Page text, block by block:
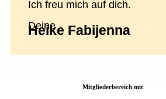
Ich freu mich auf dich.
Deine
Heike Fabijenna
Mitgliederbereich mit